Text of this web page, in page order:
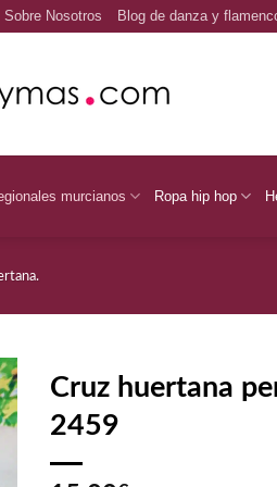
Sobre Nosotros Blog de danza y
murcianos Ropa hip hop
Cruz huertana
2459